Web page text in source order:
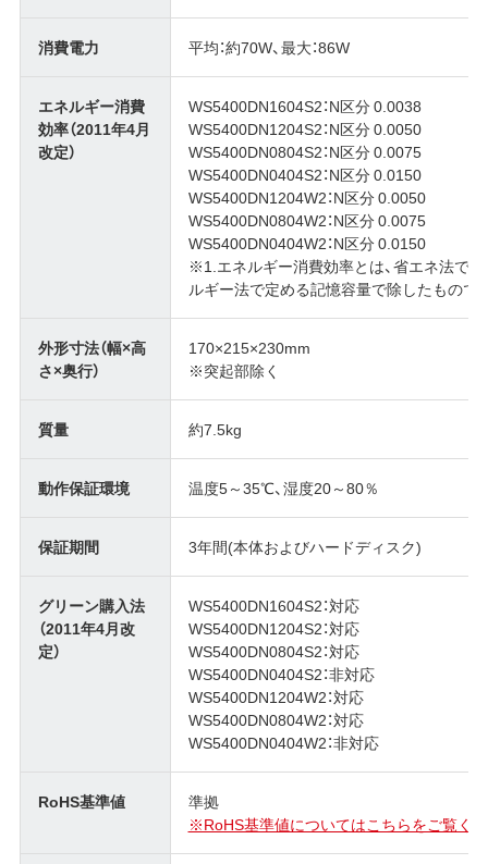
消費電力 平均：約70W、最大：86W
エネルギー消費
効率（2011年4月
改定）
WS5400DN1604S2：N区分 0.0038
WS5400DN1204S2：N区分 0.0050
WS5400DN0804S2：N区分 0.0075
WS5400DN0404S2：N区分 0.0150
WS5400DN1204W2：N区分 0.0050
WS5400DN0804W2：N区分 0.0075
WS5400DN0404W2：N区分 0.0150
※1.エネルギー消費効率とは、省エネ法で
ルギー法で定める記憶容量で除したもので
外形寸法（幅×高
さ×奥行）
170×215×230mm
※突起部除く
質量 約7.5kg
動作保証環境 温度5～35℃、湿度20～80％
保証期間 3年間(本体およびハードディスク)
グリーン購入法
（2011年4月改
定）
WS5400DN1604S2：対応
WS5400DN1204S2：対応
WS5400DN0804S2：対応
WS5400DN0404S2：非対応
WS5400DN1204W2：対応
WS5400DN0804W2：対応
WS5400DN0404W2：非対応
RoHS基準値
準拠
※RoHS基準値についてはこちらをご覧く